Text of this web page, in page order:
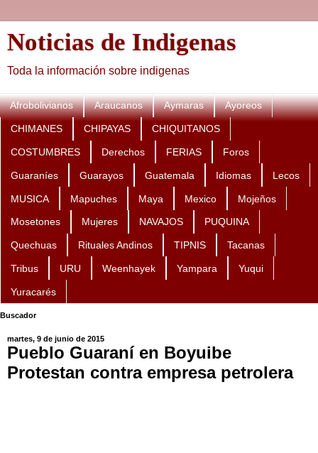
Noticias de Indigenas
Toda la información sobre indigenas
Afrobolivianos Araucanos Aymaras Ayoreos
CHIMANES CHIPAYAS CHIQUITANOS
COSTUMBRES Derechos FERIAS Foros
Guaraníes Guarayos Guatemala Idiomas Lecos
MUSICA Mapuches Maya Mexico Mojeños
Mosetones Mujeres NAVAJOS PUQUINA
Quechuas Rituales Andinos TIPNIS Tacanas
Tribus URU Weenhayek Yampara Yuqui
Yuracarés
Buscador
martes, 9 de junio de 2015
Pueblo Guaraní en Boyuibe
Protestan contra empresa petrolera